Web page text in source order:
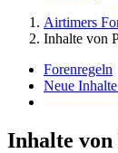
Airtimers
Inhalte von
Forenregeln
Neue
Inhalte